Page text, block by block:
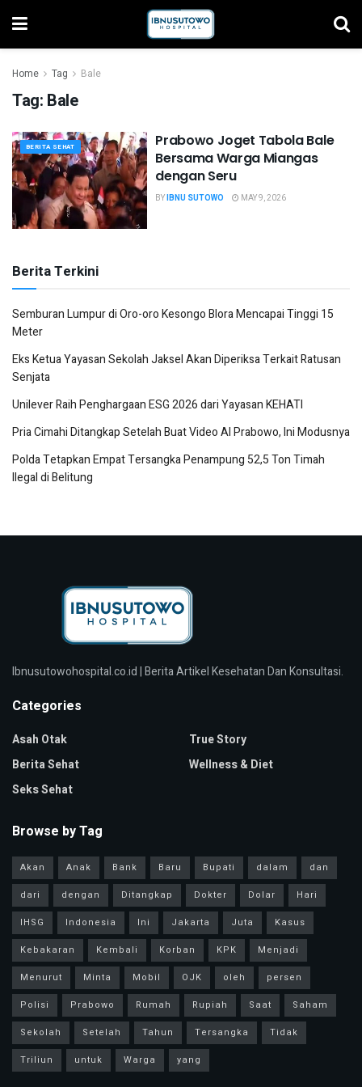
Home Tag Bale
Tag: Bale
BERITA SEHAT
Prabowo Joget Tabola Bale
Bersama Warga Miangas
dengan Seru
BYIBNU SUTOWO MAY 9, 2026
Berita Terkini
Semburan Lumpur di Oro-oro Kesongo Blora Mencapai Tinggi 15
Meter
Eks Ketua Yayasan Sekolah Jaksel Akan Diperiksa Terkait Ratusan
Senjata
Unilever Raih Penghargaan ESG 2026 dari Yayasan KEHATI
Pria Cimahi Ditangkap Setelah Buat Video AI Prabowo, Ini Modusnya
Polda Tetapkan Empat Tersangka Penampung 52,5 Ton Timah
Ilegal di Belitung
Ibnusutowohospital.co.id | Berita Artikel Kesehatan Dan Konsultasi.
Categories
Asah Otak
Berita Sehat
Seks Sehat
True Story
Wellness & Diet
Browse by Tag
Akan Anak Bank Baru Bupati dalam
dan
dari
dengan Ditangkap Dokter Dolar
Hari
IHSG
Indonesia Ini Jakarta Juta
Kasus
Kebakaran
Kembali Korban KPK
Menjadi
Menurut
Minta Mobil OJK oleh
persen
Polisi
Prabowo Rumah Rupiah Saat
Saham
Sekolah
Setelah Tahun Tersangka
Tidak
Triliun
untuk Warga yang